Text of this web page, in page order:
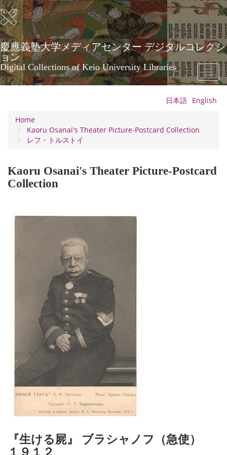
Skip
to
main
content
慶應義塾大学メディアセンター デジタルコレクシ
ョン
Digital Collections of Keio University Libraries
Toggle
日本語 English
Home
Kaoru Osanai's Theater Picture-Postcard Collection
レフ・トルストイ
Kaoru Osanai's Theater Picture-Postcard
Collection
『生ける屍』 ブラシャノフ（急使）
１９１２